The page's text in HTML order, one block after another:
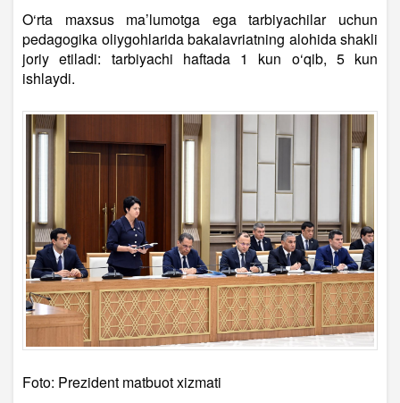
O‘rta maxsus ma’lumotga ega tarbiyachilar uchun
pedagogika oliygohlarida bakalavriatning alohida shakli
joriy etiladi: tarbiyachi haftada 1 kun o‘qib, 5 kun
ishlaydi.
Foto: Prezident matbuot xizmati